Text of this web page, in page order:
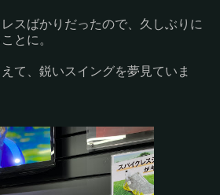
スばかりだったので、久しぶりに
とに。
て、鋭いスイングを夢見ていま